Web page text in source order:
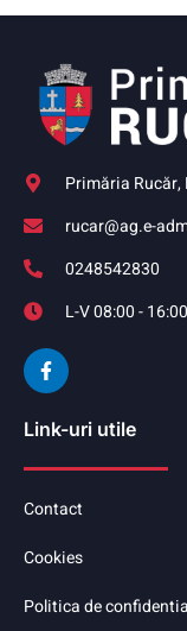
Primăria Rucăr,
rucar@ag.e-
0248542830
L-V 08:00 - 16:00
Link-uri utile
Contact
Cookies
Politica de